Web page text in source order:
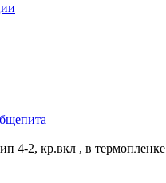
4-2, кр.вкл , в термопленке